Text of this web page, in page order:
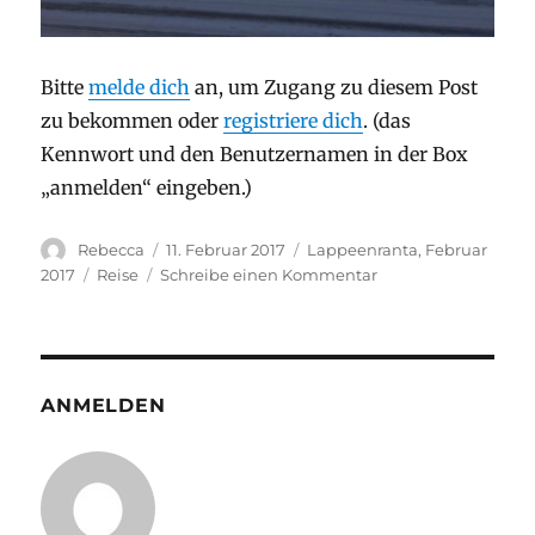
Bittemelde dich an, um Zugang zu diesem Post
zu bekommen oderregistriere dich. (das
Kennwort und den Benutzernamen in der Box
„anmelden“ eingeben.)
Autor
Rebecca
Veröffentlicht
am
11. Februar 2017 Stay
Lappeenranta, Februar
2017
Kategorien
Reise Schreibe einen Kommentarzu
ANMELDEN